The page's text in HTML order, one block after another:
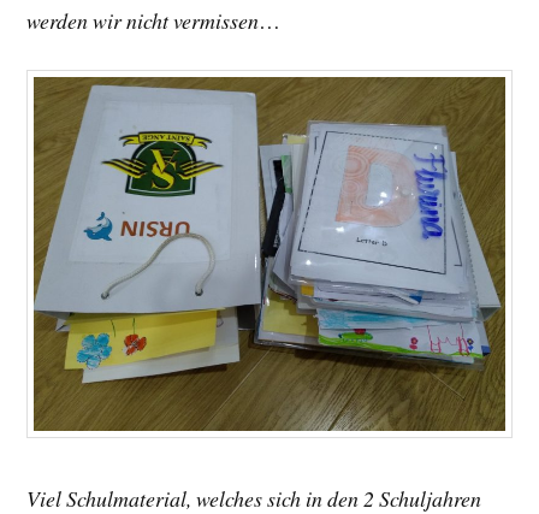
werden wir nicht vermissen…
Viel Schulmaterial, welches sich in den 2 Schuljahren